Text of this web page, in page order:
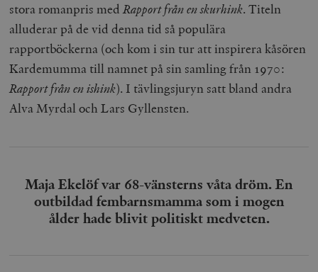
stora romanpris medRapport från en skurhink. Titeln
alluderar på de vid denna tid så populära
rapportböckerna (och kom i sin tur att inspirera kåsören
Kardemumma till namnet på sin samling från 1970:
Rapport från en ishink). I tävlingsjuryn satt bland andra
Alva Myrdal och Lars Gyllensten.
Maja Ekelöf var 68-vänsterns våta dröm. En
outbildad fembarnsmamma som i mogen
ålder hade blivit politiskt medveten.